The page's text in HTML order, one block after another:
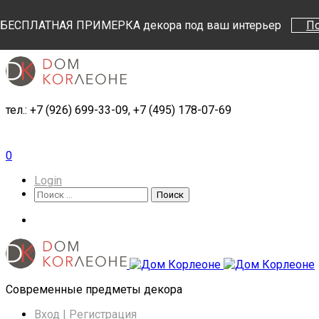
БЕСПЛАТНАЯ ПРИМЕРКА декора под ваш интерьер
тел.: +7 (926) 699-33-09, +7 (495) 178-07-69
0
Login
Поиск
Поиск
Cовременные предметы декора
Вход | Регистрация